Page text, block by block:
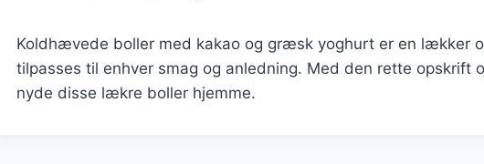
Koldhævede boller med kakao og græsk yoghurt er en lækker
tilpasses til enhver smag og anledning. Med den rette opskrift
nyde disse lækre boller hjemme.